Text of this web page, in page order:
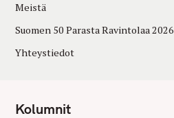
Meistä
Suomen 50 Parasta Ravintolaa 2026
Yhteystiedot
Kolumnit